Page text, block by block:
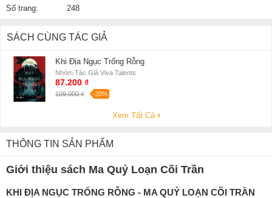
Số trang: 248
SÁCH CÙNG TÁC GIẢ
Khi Địa Ngục Trống Rỗng
Nhóm Tác Giả Viva Talents
87.200 ₫
109.000 ₫ -20%
Xem Tất Cả
THÔNG TIN SẢN PHẨM
Giới thiệu sách Ma Quỷ Loạn Cõi Trần
KHI ĐỊA NGỤC TRỐNG RỖNG - MA QUỶ LOẠN CÕI TRẦN